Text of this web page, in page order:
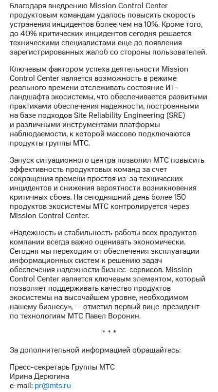
Собрания
акционеров
Личный
кабинет
акционера
Акционерный
капитал
Контроль
и
аудит
Рынок
акций
Описание
Программа
приобретения
Порядок
выкупа
акций
Дивиденды
Рынок
облигаций
Описание
Еврооблигации-2023
Уведомление
о
погашении
именных
облигаций
Другое
Регистратор
Реквизиты
На главную
Благодаря внедрению Mission Control Center
продуктовым командам удалось повысить скорость
устранения инцидентов более чем на 10%. Кроме того,
до 40% критических инцидентов сегодня решается
техническими специалистами еще до появления
зарегистрированных жалоб со стороны пользователей.
Ключевым фактором успеха деятельности Mission
Control Center является возможность в режиме
реального времени отслеживать состояние ИТ-
ландшафта экосистемы, что обеспечивается развитыми
практиками обеспечения надежности, построенными
на базе подходов Site Reliability Engineering (SRE)
и различными инструментами платформы
наблюдаемости, к которой массово подключаются
продукты группы МТС.
Запуск ситуационного центра позволил МТС повысить
эффективность продуктовых команд за счет
сокращения времени простоя из-за технических
инцидентов и снижения вероятности возникновения
критичных сбоев. На сегодняшний день более 150
продуктов экосистемы МТС контролируется через
Mission Control Center.
«Надежность и стабильность работы всех продуктов
компании всегда важно оценивать экономически.
Сегодня мы переходим от обеспечения эксплуатации
информационных систем к решению задач
обеспечения надежности бизнес-сервисов. Mission
Control Center является ключевым элементом, который
позволяет поддерживать качество продуктов
экосистемы на высочайшем уровне, необходимом
нашему бизнесу», — отметил первый вице-президент
по технологиям МТС Павел Воронин.
* * *
За дополнительной информацией обращайтесь:
Пресс-секретарь Группы МТС
Ирина Дерюгина
e-mail: pr@mts.ru